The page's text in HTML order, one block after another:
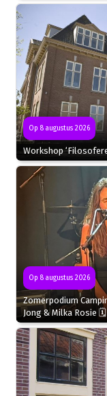
Op 8 augustus 2026
Workshop
Op 8 augustus 2026
Zomerpodium
Jong & Milka Rosie 🗓